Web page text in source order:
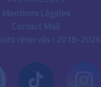
Mentions Légales
Contact Mail
réservés : 2018-2026